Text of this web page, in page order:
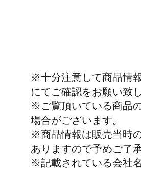
※十分注意して商品情
にてご確認をお願い致
※ご覧頂いている商品
場合がございます。
※商品情報は販売当時
ありますので予めご了
※記載されている会社